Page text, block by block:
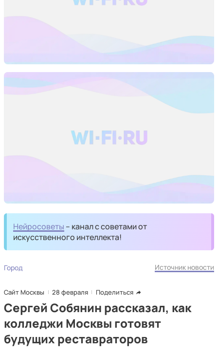
Нейросоветы – канал с советами от
искусственного интеллекта!
Город Источник новости
Сайт Москвы 28 февраля Поделиться
Сергей Собянин рассказал, как
колледжи Москвы готовят
будущих реставраторов